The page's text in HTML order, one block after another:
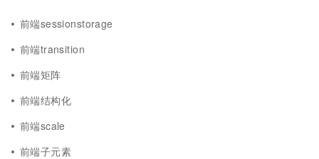
前端sessionstorage
前端transition
前端矩阵
前端结构化
前端scale
前端子元素